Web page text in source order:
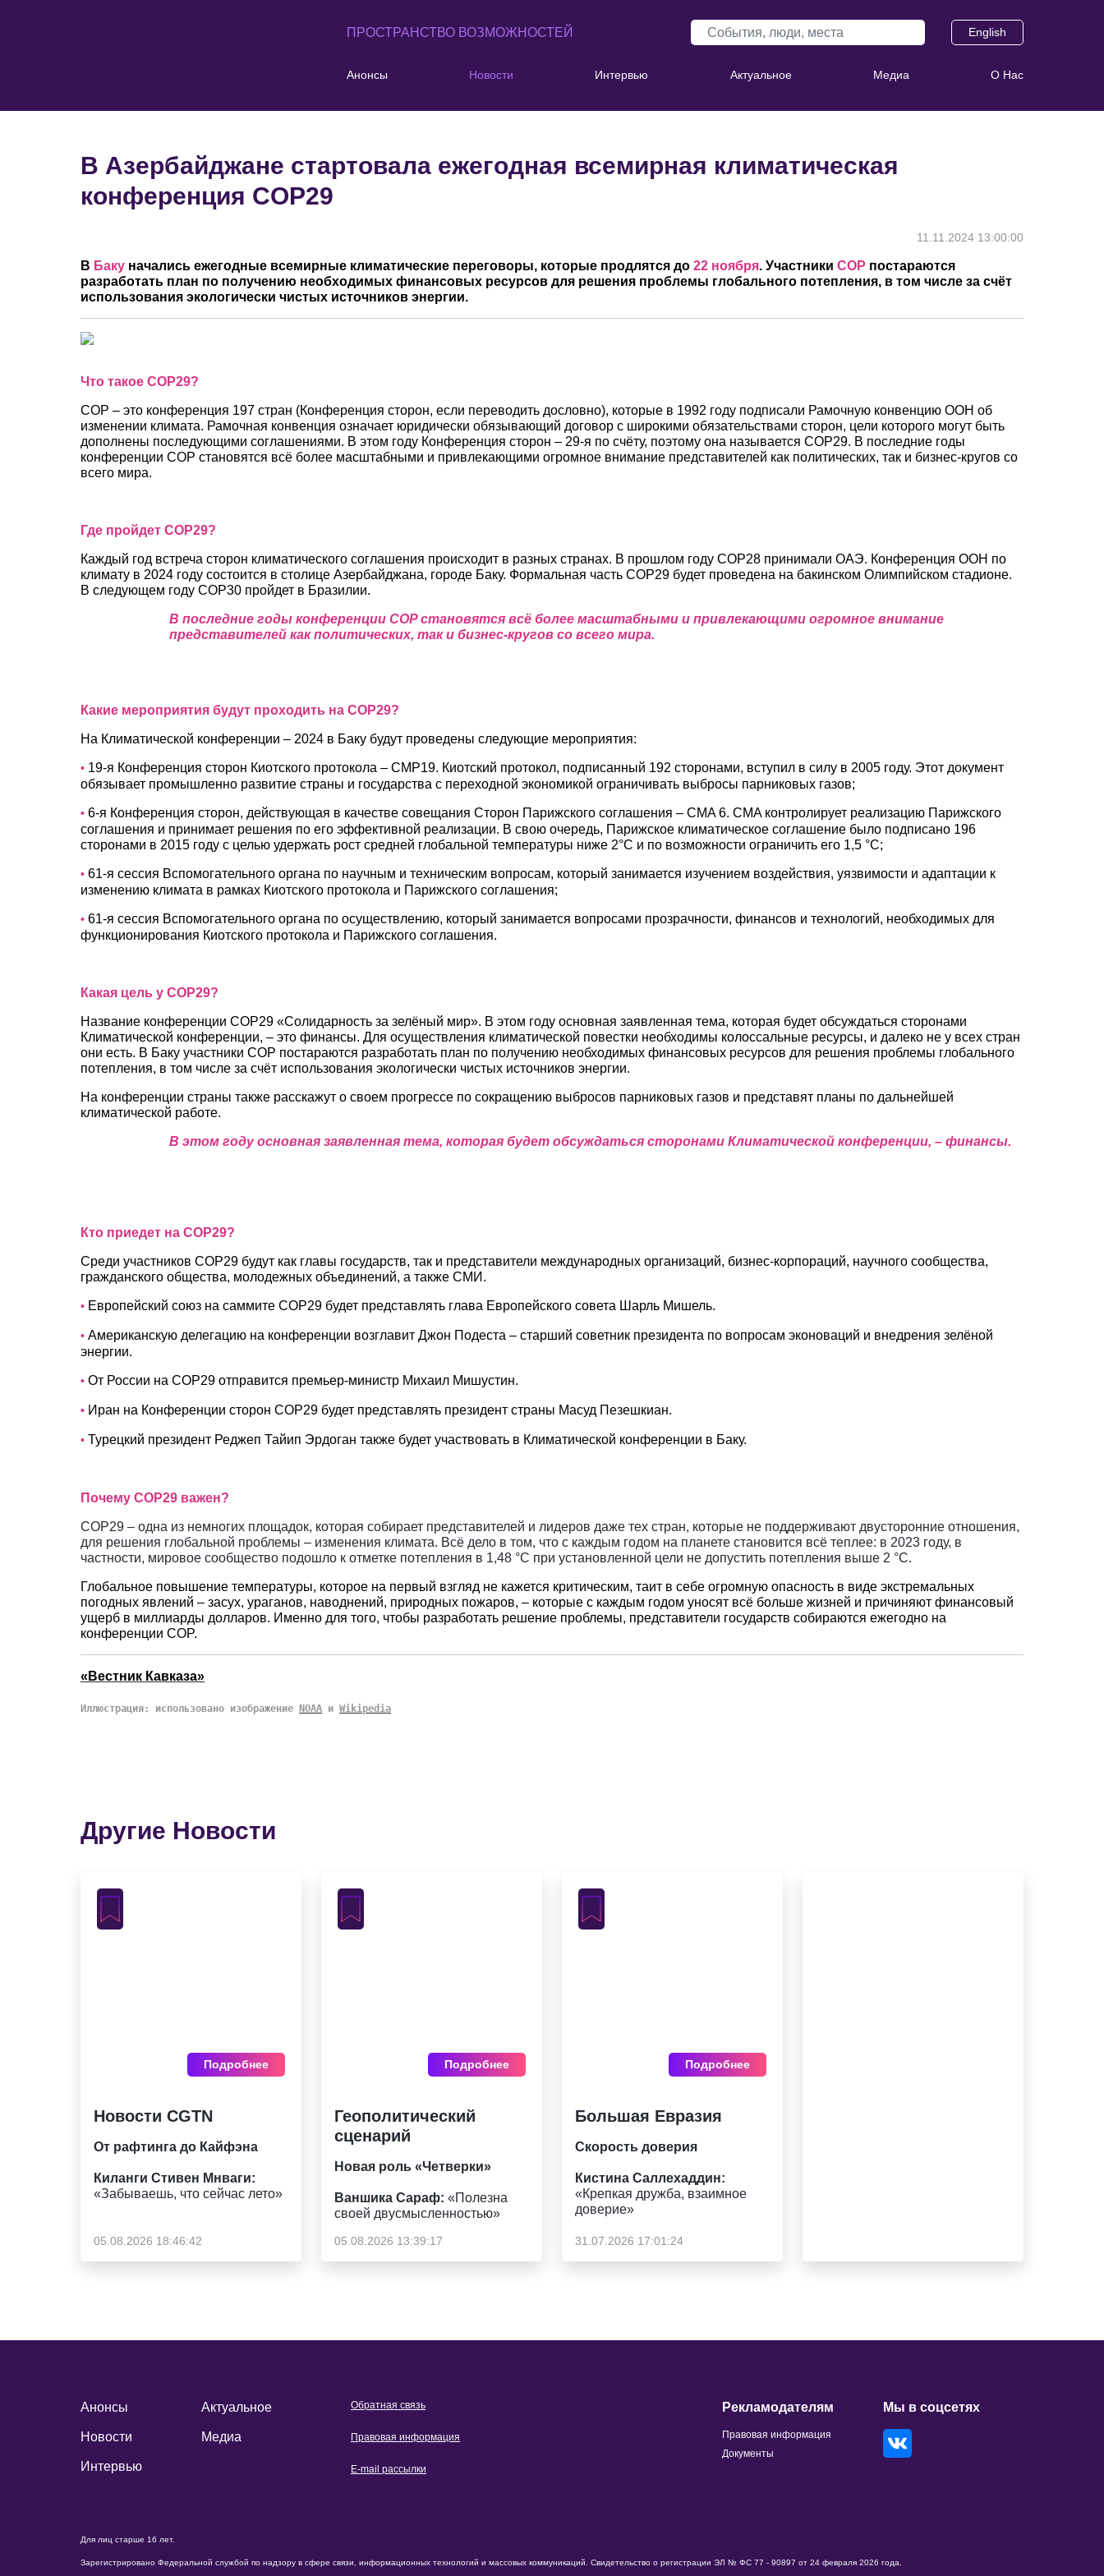
ПРОСТРАНСТВО ВОЗМОЖНОСТЕЙ English
Анонсы Новости Интервью Актуальное Медиа О Нас
В Азербайджане стартовала ежегодная всемирная климатическая
конференция COP29
11.11.2024 13:00:00
В Баку начались ежегодные всемирные климатические переговоры, которые продлятся до 22 ноября. Участники COP постараются
разработать план по получению необходимых финансовых ресурсов для решения проблемы глобального потепления, в том числе за счёт
использования экологически чистых источников энергии.
Что такое COP29?
COP – это конференция 197 стран (Конференция сторон, если переводить дословно), которые в 1992 году подписали Рамочную конвенцию ООН об
изменении климата. Рамочная конвенция означает юридически обязывающий договор с широкими обязательствами сторон, цели которого могут быть
дополнены последующими соглашениями. В этом году Конференция сторон – 29-я по счёту, поэтому она называется COP29. В последние годы
конференции COP становятся всё более масштабными и привлекающими огромное внимание представителей как политических, так и бизнес-кругов со
всего мира.
Где пройдет COP29?
Каждый год встреча сторон климатического соглашения происходит в разных странах. В прошлом году COP28 принимали ОАЭ. Конференция ООН по
климату в 2024 году состоится в столице Азербайджана, городе Баку. Формальная часть COP29 будет проведена на бакинском Олимпийском стадионе.
В следующем году COP30 пройдет в Бразилии.
В последние годы конференции COP становятся всё более масштабными и привлекающими огромное внимание
представителей как политических, так и бизнес-кругов со всего мира.
Какие мероприятия будут проходить на COP29?
На Климатической конференции – 2024 в Баку будут проведены следующие мероприятия:
• 19-я Конференция сторон Киотского протокола – CMP19. Киотский протокол, подписанный 192 сторонами, вступил в силу в 2005 году. Этот документ
обязывает промышленно развитие страны и государства с переходной экономикой ограничивать выбросы парниковых газов;
• 6-я Конференция сторон, действующая в качестве совещания Сторон Парижского соглашения – CMA 6. CMA контролирует реализацию Парижского
соглашения и принимает решения по его эффективной реализации. В свою очередь, Парижское климатическое соглашение было подписано 196
сторонами в 2015 году с целью удержать рост средней глобальной температуры ниже 2°C и по возможности ограничить его 1,5 °C;
• 61-я сессия Вспомогательного органа по научным и техническим вопросам, который занимается изучением воздействия, уязвимости и адаптации к
изменению климата в рамках Киотского протокола и Парижского соглашения;
• 61-я сессия Вспомогательного органа по осуществлению, который занимается вопросами прозрачности, финансов и технологий, необходимых для
функционирования Киотского протокола и Парижского соглашения.
Какая цель у COP29?
Название конференции COP29 «Солидарность за зелёный мир». В этом году основная заявленная тема, которая будет обсуждаться сторонами
Климатической конференции, – это финансы. Для осуществления климатической повестки необходимы колоссальные ресурсы, и далеко не у всех стран
они есть. В Баку участники COP постараются разработать план по получению необходимых финансовых ресурсов для решения проблемы глобального
потепления, в том числе за счёт использования экологически чистых источников энергии.
На конференции страны также расскажут о своем прогрессе по сокращению выбросов парниковых газов и представят планы по дальнейшей
климатической работе.
В этом году основная заявленная тема, которая будет обсуждаться сторонами Климатической конференции, – финансы.
Кто приедет на COP29?
Среди участников COP29 будут как главы государств, так и представители международных организаций, бизнес-корпораций, научного сообщества,
гражданского общества, молодежных объединений, а также СМИ.
• Европейский союз на саммите COP29 будет представлять глава Европейского совета Шарль Мишель.
• Американскую делегацию на конференции возглавит Джон Подеста – старший советник президента по вопросам эконоваций и внедрения зелёной
энергии.
• От России на COP29 отправится премьер-министр Михаил Мишустин.
• Иран на Конференции сторон COP29 будет представлять президент страны Масуд Пезешкиан.
• Турецкий президент Реджеп Тайип Эрдоган также будет участвовать в Климатической конференции в Баку.
Почему COP29 важен?
COP29 – одна из немногих площадок, которая собирает представителей и лидеров даже тех стран, которые не поддерживают двусторонние отношения,
для решения глобальной проблемы – изменения климата. Всё дело в том, что с каждым годом на планете становится всё теплее: в 2023 году, в
частности, мировое сообщество подошло к отметке потепления в 1,48 °C при установленной цели не допустить потепления выше 2 °C.
Глобальное повышение температуры, которое на первый взгляд не кажется критическим, таит в себе огромную опасность в виде экстремальных
погодных явлений – засух, ураганов, наводнений, природных пожаров, – которые с каждым годом уносят всё больше жизней и причиняют финансовый
ущерб в миллиарды долларов. Именно для того, чтобы разработать решение проблемы, представители государств собираются ежегодно на
конференции COP.
«Вестник Кавказа»
Иллюстрация: использовано изображение NOAA и Wikipedia
Другие Новости
Подробнее
Новости CGTN
От рафтинга до Кайфэна
Киланги Стивен Мнваги:
«Забываешь, что сейчас лето»
05.08.2026 18:46:42
Подробнее
Геополитический
сценарий
Новая роль «Четверки»
Ваншика Сараф: «Полезна
своей двусмысленностью»
05.08.2026 13:39:17
Подробнее
Большая Евразия
Скорость доверия
Кистина Саллехаддин:
«Крепкая дружба, взаимное
доверие»
31.07.2026 17:01:24
Анонсы
Новости
Интервью
Актуальное
Медиа
Обратная связь
Правовая информация
E-mail рассылки
Рекламодателям
Правовая информация
Документы
Мы в соцсетях
Для лиц старше 16 лет.
Зарегистрировано Федеральной службой по надзору в сфере связи, информационных технологий и массовых коммуникаций. Свидетельство о регистрации ЭЛ № ФС 77 - 90897 от 24 февраля 2026 года.